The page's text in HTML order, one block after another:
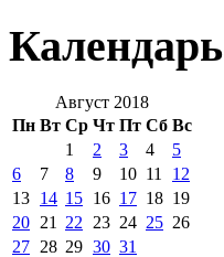
Календарь
Август 2018
Пн Вт Ср Чт Пт Сб Вс
1 2 3 4
5
6
7 8 9 10 11
12
13 14 15 16 17 18 19
20 21 22 23 24 25 26
27 28 29 30 31